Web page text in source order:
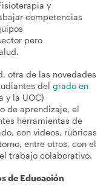
y
competencias
pero
otra de las novedades
del grado en
y la UOC)
de aprendizaje, el
herramientas de
con videos, rúbricas
entre otros, con el
trabajo colaborativo.
de Educación